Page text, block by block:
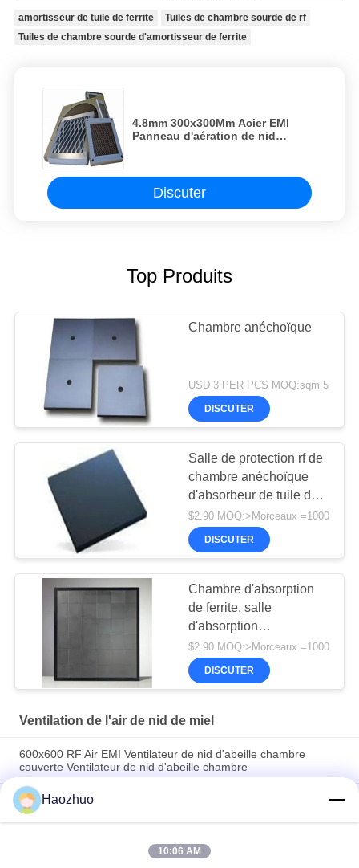
amortisseur de tuile de ferrite
Tuiles de chambre sourde de rf
Tuiles de chambre sourde d'amortisseur de ferrite
4.8mm 300x300Mm Acier EMI
Panneau d'aération de nid
détection
Discuter
Top Produits
Chambre anéchoïque
USD 3 PER PCS MOQ:sqm 5
DISCUTER
Salle de protection rf de
chambre anéchoïque
d'absorbeur de tuile de
ferrite de chambre
d'EMC
$2.90 MOQ:>Morceaux =1000
DISCUTER
Chambre d'absorption
de ferrite, salle
d'absorption
d'anéchoïdes, salle
d'absorption de
carreaux, chambre
blindage
$2.90 MOQ:>Morceaux =1000
DISCUTER
Ventilation de l'air de nid de miel
600x600 RF Air EMI Ventilateur de nid d'abeille chambre
couverte Ventilateur de nid d'abeille chambre
25 mm Émi Rfi Bouclé Ventilateurs de guidage d'ondes Émi
Vent Panel IRM RF EMC Bouclage de la salle de blindage rf
emc chmaber anechoïque
12.5MM EMI Aéroglisseurs de nid d'abeille Filtre en acier
Haozhuo
10:06 AM